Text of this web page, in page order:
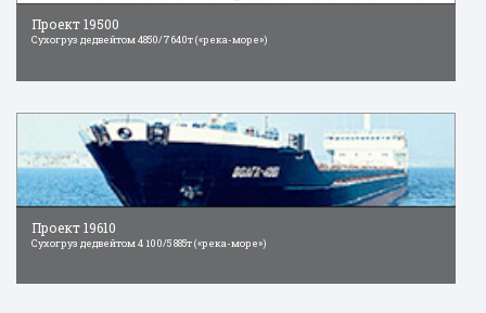
Проект 19500
Сухогруз дедвейтом 4850/7640т («река-море»)
Проект 19610
Сухогруз дедвейтом 4 100/5 885т («река-море»)